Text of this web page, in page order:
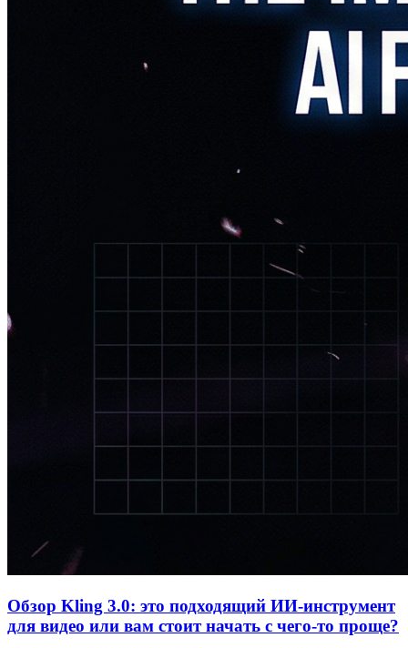
Обзор Kling 3.0: это подходящий ИИ‑инструмент
для видео или вам стоит начать с чего‑то проще?